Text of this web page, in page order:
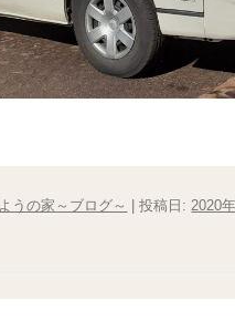
うの家～ブログ～ | 投稿日:2020